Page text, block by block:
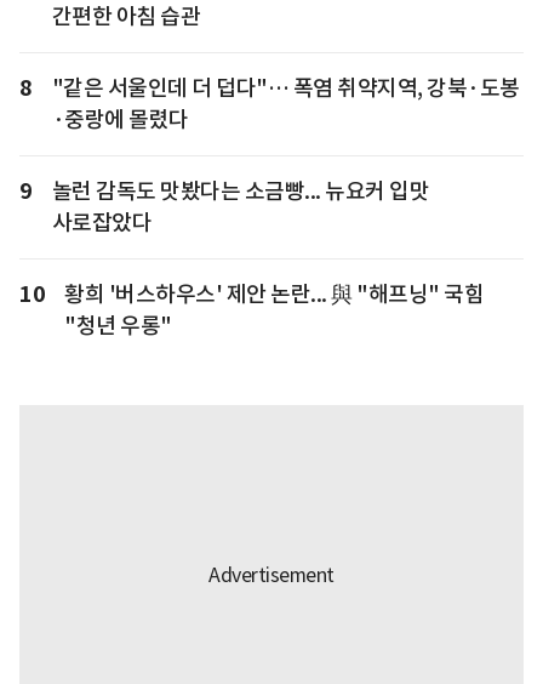
간편한 아침 습관
8
"같은 서울인데 더 덥다"… 폭염 취약지역, 강북·도봉
·중랑에 몰렸다
9
놀런 감독도 맛봤다는 소금빵... 뉴요커 입맛
사로잡았다
10
황희 '버스하우스' 제안 논란... 與 "해프닝" 국힘
"청년 우롱"